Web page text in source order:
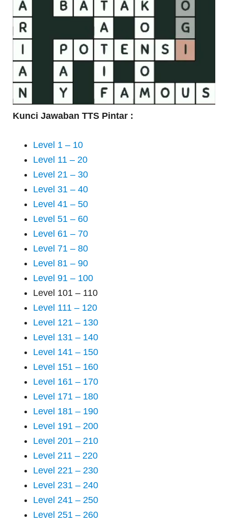
Kunci Jawaban TTS Pintar :
Level 1 – 10
Level 11 – 20
Level 21 – 30
Level 31 – 40
Level 41 – 50
Level 51 – 60
Level 61 – 70
Level 71 – 80
Level 81 – 90
Level 91 – 100
Level 101 – 110
Level 111 – 120
Level 121 – 130
Level 131 – 140
Level 141 – 150
Level 151 – 160
Level 161 – 170
Level 171 – 180
Level 181 – 190
Level 191 – 200
Level 201 – 210
Level 211 – 220
Level 221 – 230
Level 231 – 240
Level 241 – 250
Level 251 – 260